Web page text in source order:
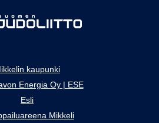
kaupunki
Energia Oy | ESE
Esli
Mikkeli